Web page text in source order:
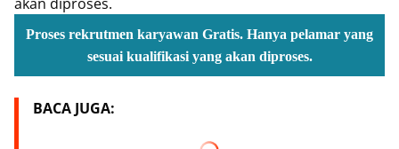
Proses rekrutmen karyawan Gratis. Hanya pelamar yang
sesuai kualifikasi yang akan diproses.
BACA JUGA: